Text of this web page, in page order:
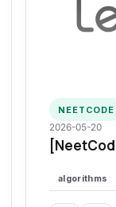
NEETCODE
2026-05-20
algorithms